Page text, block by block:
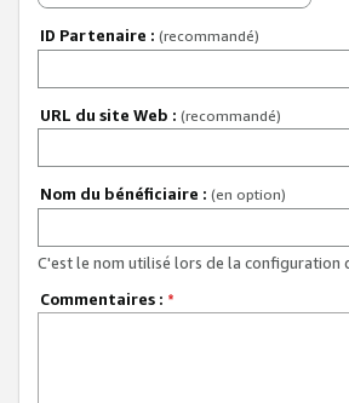
ID Partenaire : (recommandé)
URL du site Web : (recommandé)
Nom du bénéficiaire : (en option)
C'est le nom utilisé lors de la configuration
Commentaires : *